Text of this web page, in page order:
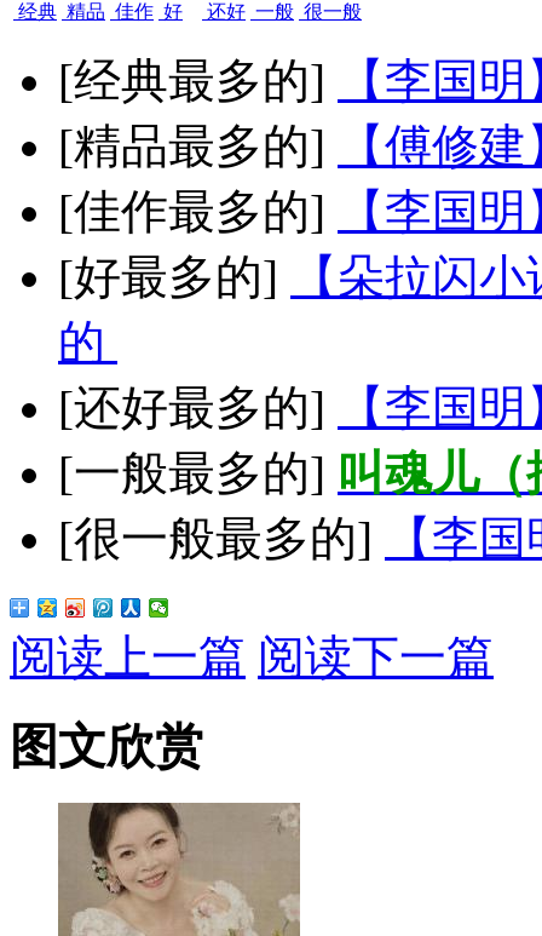
经典 精品 佳作 好 还好 一般 很一般
[经典最多的]
【李国
[精品最多的]
【傅修
[佳作最多的]
【李国
[好最多的]
【朵拉闪
的
[还好最多的]
【李国
[一般最多的] 叫魂儿
[很一般最多的]
【李
阅读上一篇 阅读下一篇
图文欣赏